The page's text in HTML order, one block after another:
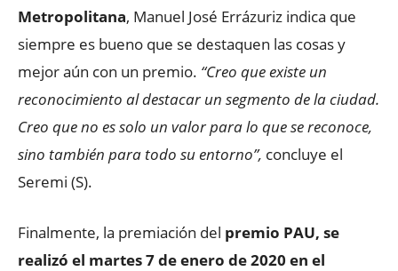
Metropolitana, Manuel José Errázuriz indica que
siempre es bueno que se destaquen las cosas y
mejor aún con un premio. “Creo que existe un
reconocimiento al destacar un segmento de la ciudad.
Creo que no es solo un valor para lo que se reconoce,
sino también para todo su entorno”, concluye el
Seremi (S).
Finalmente, la premiación del premio PAU, se
realizó el martes 7 de enero de 2020 en el